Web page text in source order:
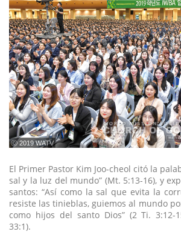
ⓒ 2019 WATV
El Primer Pastor Kim Joo-cheol citó la
sal y la luz del mundo” (Mt. 5:13-16), y
santos: “Así como la sal que evita la
resiste las tinieblas, guiemos al mundo
como hijos del santo Dios” (2 Ti. 3:12-
33:1).